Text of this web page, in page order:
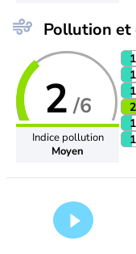
Pollution et
2 /6
Indice pollution
Moyen
1
1
1
2
1
1